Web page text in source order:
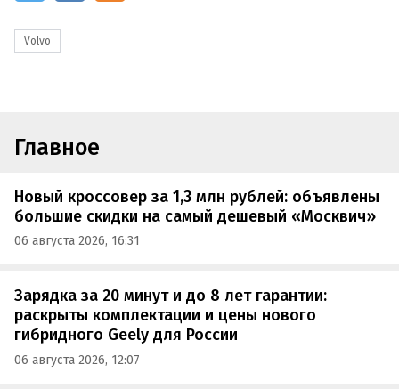
Volvo
Главное
Новый кроссовер за 1,3 млн рублей: объявлены
большие скидки на самый дешевый «Москвич»
06 августа 2026, 16:31
Зарядка за 20 минут и до 8 лет гарантии:
раскрыты комплектации и цены нового
гибридного Geely для России
06 августа 2026, 12:07